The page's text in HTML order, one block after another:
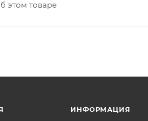
этом товаре
ИНФОРМАЦИЯ